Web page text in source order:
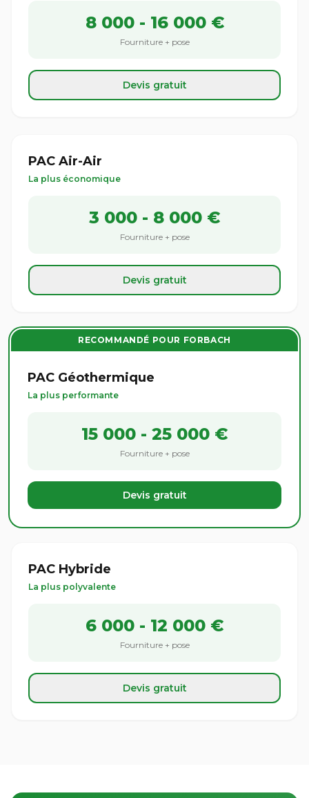
8 000 - 16 000 €
Fourniture + pose
Devis gratuit
PAC Air-Air
La plus économique
3 000 - 8 000 €
Fourniture + pose
Devis gratuit
RECOMMANDÉ POUR FORBACH
PAC Géothermique
La plus performante
15 000 - 25 000 €
Fourniture + pose
Devis gratuit
PAC Hybride
La plus polyvalente
6 000 - 12 000 €
Fourniture + pose
Devis gratuit